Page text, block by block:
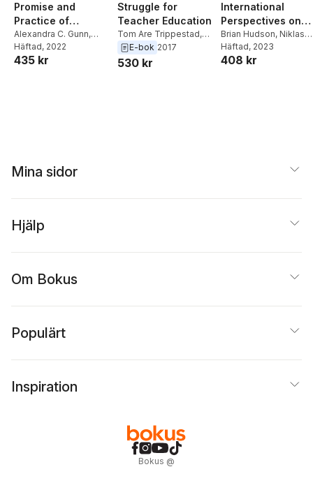
Promise and
Practice of
University Teacher
Education
Alexandra C. Gunn,
Mary F. Hill,David A. G.
Berg, Mavis Haigh
Häftad, 2022
435 kr
Struggle for
Teacher Education
Tom Are Trippestad,
Anja Swennen,
Werler
E-bok 2017
530 kr
International
Perspectives on
Knowledge and
Quality
Brian Hudson, Niklas
Gericke ,Christina
Scheller,
Häftad, 2023
408 kr
Mina sidor
Hjälp
Om Bokus
Populärt
Inspiration
Bokus @